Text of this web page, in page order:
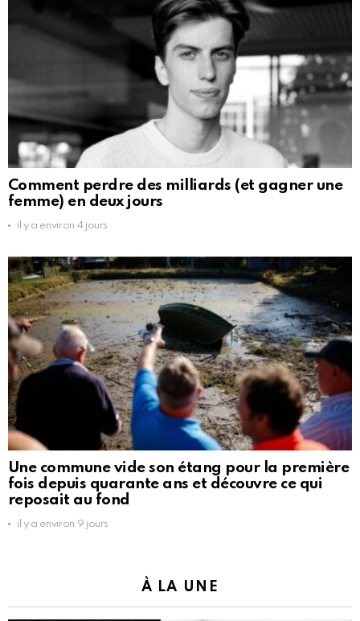
Comment perdre des milliards (et gagner une
femme) en deux jours
il y a environ 4 jours
Une commune vide son étang pour la première
fois depuis quarante ans et découvre ce qui
reposait au fond
il y a environ 9 jours
À LA UNE